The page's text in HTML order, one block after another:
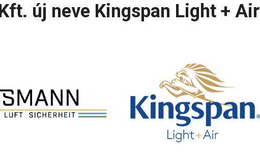
új neve Kingspan Light + Air